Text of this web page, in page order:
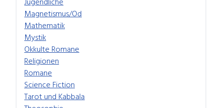
Magnetismus/Od
Mathematik
Mystik
Okkulte Romane
Religionen
Romane
Science Fiction
Tarot und Kabbala